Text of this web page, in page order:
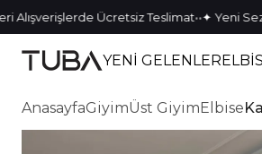
Ücretsiz Teslimat••✦ Yeni Sezon
YENİ GELENLER
AnasayfaGiyimÜst GiyimElbise